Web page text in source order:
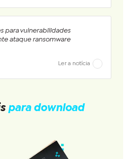
para vulnerabilidades
ataque ransomware
Ler a notícia
para download